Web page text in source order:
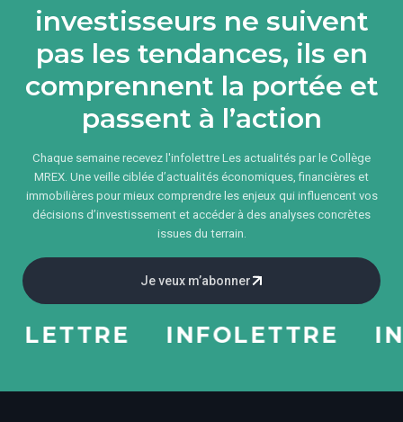
investisseurs ne suivent
pas les tendances, ils en
comprennent la portée et
passent à l’action
Chaque semaine recevez l'infolettre Les actualités par le Collège
MREX. Une veille ciblée d’actualités économiques, financières et
immobilières pour mieux comprendre les enjeux qui influencent vos
décisions d’investissement et accéder à des analyses concrètes
issues du terrain.
Je veux m’abonner
INFOLETTRE